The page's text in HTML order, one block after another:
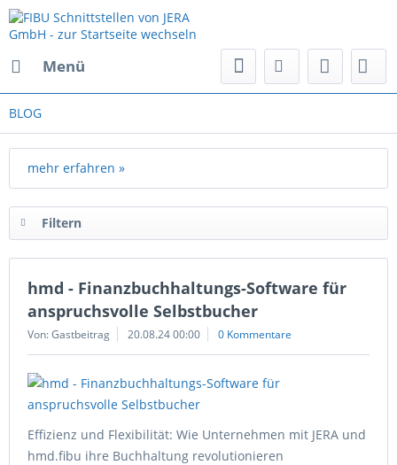
Menü
BLOG
mehr erfahren »
Filtern
hmd - Finanzbuchhaltungs-Software für
anspruchsvolle Selbstbucher
Von: Gastbeitrag 20.08.24 00:00 0 Kommentare
Effizienz und Flexibilität: Wie Unternehmen mit JERA und
hmd.fibu ihre Buchhaltung revolutionieren